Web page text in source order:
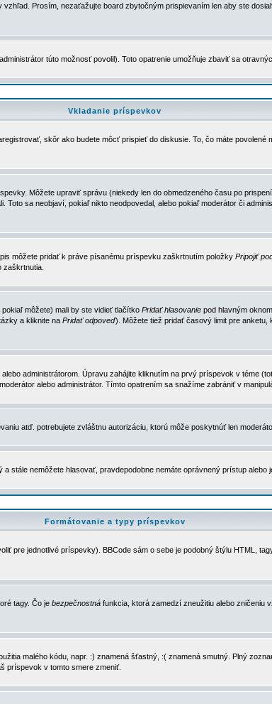
Prosím, nezaťažujte board zbytočným prispievaním len aby ste
túto možnosť povolil). Toto opatrenie umožňuje zbaviť sa
Vkladanie príspevkov
skôr ako budete môcť prispieť do diskusie. To, čo máte povolené
Môžete upraviť správu (niekedy len do obmedzeného času po
sa neobjaví, pokiaľ nikto neodpovedal, alebo pokiaľ moderátor či
môžete pridať k práve písanému príspevku zaškrtnutím položky Pripojiť
môžete) mali by ste vidieť tlačítko Pridať hlasovanie pod hlavným
a kliknite na Pridať odpoveď). Môžete tiež pridať časový limit pre
administrátorom. Úpravu zahájite kliknutím na prvý príspevok v téme
alebo administrátor. Tímto opatrením sa snažíme zabrániť v
atď. potrebujete zvláštnu autorizáciu, ktorú môže poskytnúť len
nemôžete hlasovať, pravdepodobne nemáte oprávnený prístup alebo
Formátovanie a typy príspevkov
pre jednotlivé príspevky). BBCode sám o sebe je podobný štýlu HTML,
tagy. Čo je bezpečnostná funkcia, ktorá zamedzí zneužitiu alebo zničeniu
malého kódu, napr. :) znamená šťastný, :( znamená smutný. Plný
príspevok v tomto smere zmeniť.